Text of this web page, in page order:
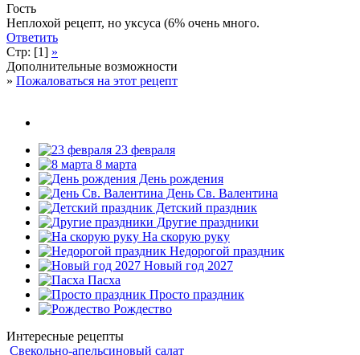
Гость
Неплохой рецепт, но уксуса (6% очень много.
Ответить
Стр: [1] »
Дополнительные возможности
» Пожаловаться на этот рецепт
23 февраля
8 марта
День рождения
День Св. Валентина
Детский праздник
Другие праздники
На скорую руку
Недорогой праздник
Новый год 2027
Пасха
Просто праздник
Рождество
Интересные рецепты
Свекольно-апельсиновый салат